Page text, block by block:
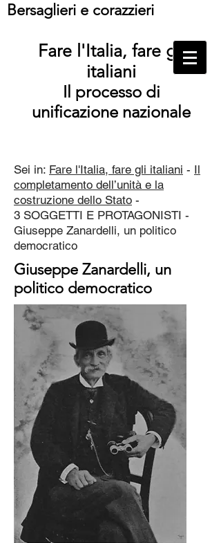
Bersaglieri e corazzieri
Fare l'Italia, fare gli
italiani
Il processo di
unificazione nazionale
Sei in: Fare l'Italia, fare gli italiani - Il
completamento dell’unità e la
costruzione dello Stato -
3 SOGGETTI E PROTAGONISTI -
Giuseppe Zanardelli, un politico
democratico
Giuseppe Zanardelli, un
politico democratico